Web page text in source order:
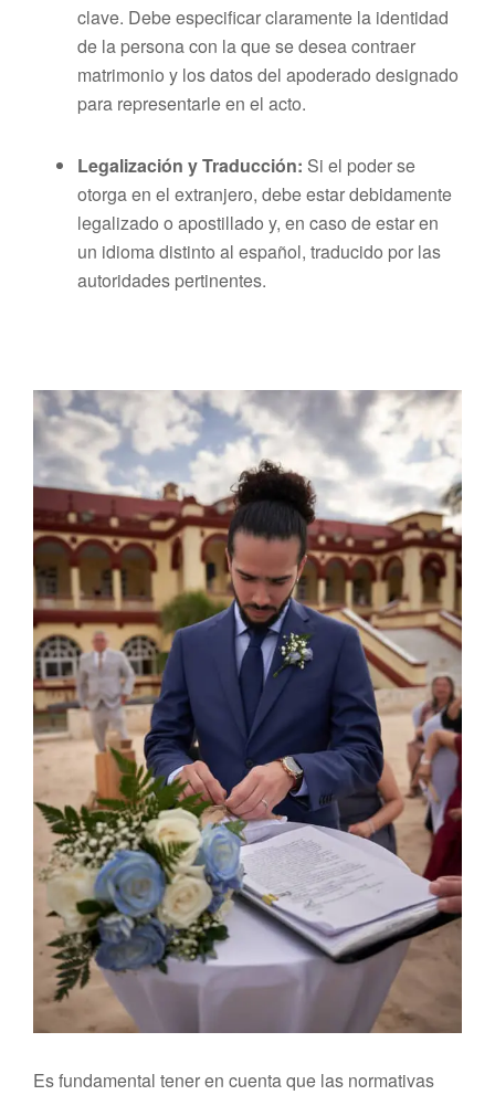
clave. Debe especificar claramente la identidad
de la persona con la que se desea contraer
matrimonio y los datos del apoderado designado
para representarle en el acto.
Legalización y Traducción: Si el poder se
otorga en el extranjero, debe estar debidamente
legalizado o apostillado y, en caso de estar en
un idioma distinto al español, traducido por las
autoridades pertinentes.
Es fundamental tener en cuenta que las normativas